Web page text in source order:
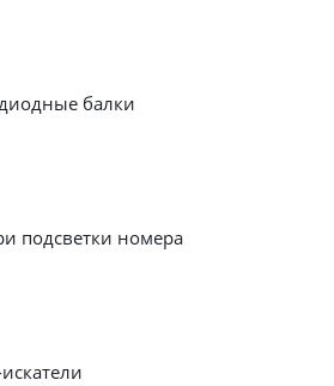
балки
подсветки номера